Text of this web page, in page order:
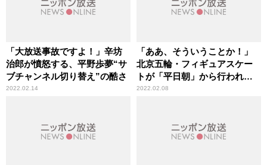
「大放送事故ですよ！」辛坊
治郎が憤怒する、平野歩夢“サ
ブチャンネル切り替え”の酷さ
2022.02.14
「ああ、そういうことか！」
北京五輪・フィギュアスケー
トが「平日朝」から行われる
カラクリを辛坊治郎、理解
2022.02.08